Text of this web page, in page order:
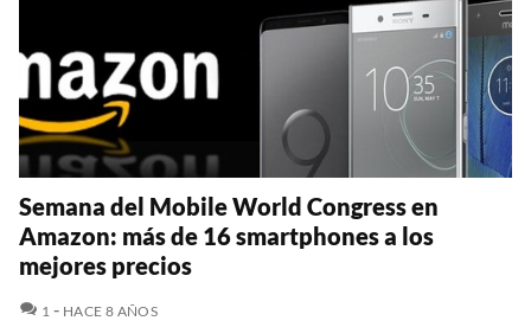
Semana del Mobile World Congress en
Amazon: más de 16 smartphones a los
mejores precios
1 COMENTARIOS
HACE 8 AÑOS